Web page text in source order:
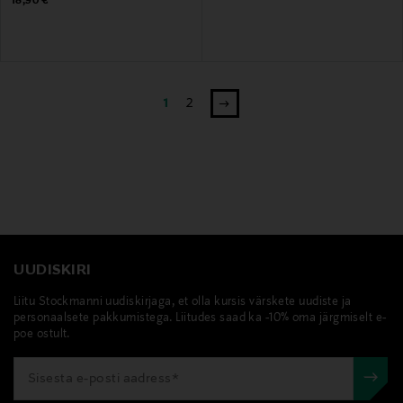
1 2
UUDISKIRI
Liitu Stockmanni uudiskirjaga, et olla kursis värskete uudiste ja
personaalsete pakkumistega. Liitudes saad ka -10% oma järgmiselt e-
poe ostult.